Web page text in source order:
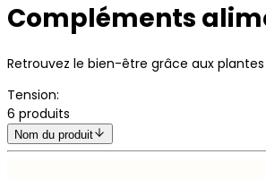
Compléments
Retrouvez le bien-être grâce aux
Tension:
6 produits
Nom du produit